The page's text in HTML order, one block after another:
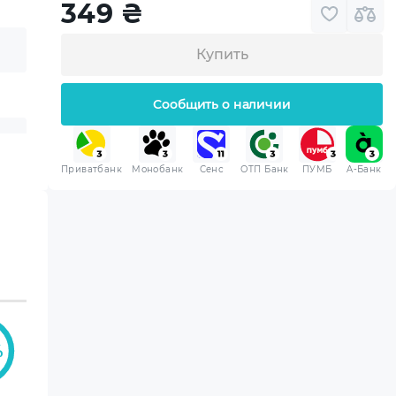
349 ₴
Купить
Сообщить о наличии
Приватбанк Монобанк Сенс ОТП Банк ПУМБ A-Банк